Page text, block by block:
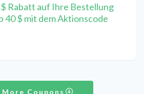
Rabatt auf Ihre Bestellung
40 $ mit dem Aktionscode
More Coupons